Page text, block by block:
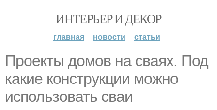
ИНТЕРЬЕР И ДЕКОР
главная новости статьи
Проекты домов на сваях. Под
какие конструкции можно
использовать сваи